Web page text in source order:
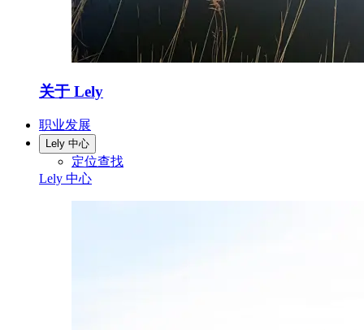
关于 Lely
职业发展
Lely 中心
定位查找
Lely 中心